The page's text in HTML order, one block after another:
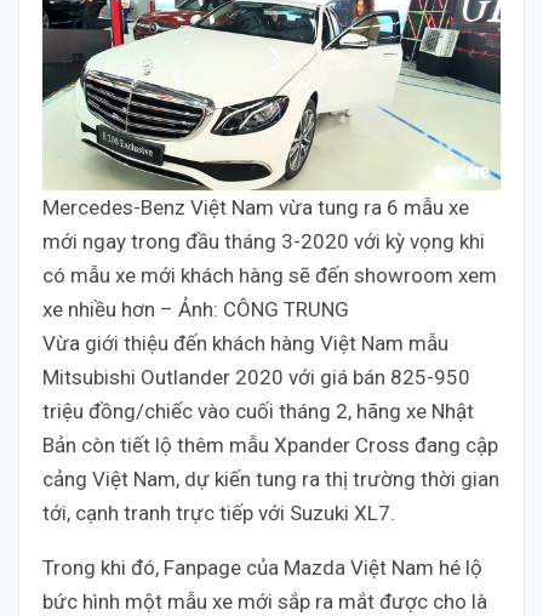
Mercedes-Benz Việt Nam vừa tung ra 6 mẫu xe
mới ngay trong đầu tháng 3-2020 với kỳ vọng khi
có mẫu xe mới khách hàng sẽ đến showroom xem
xe nhiều hơn – Ảnh: CÔNG TRUNG
Vừa giới thiệu đến khách hàng Việt Nam mẫu
Mitsubishi Outlander 2020 với giá bán 825-950
triệu đồng/chiếc vào cuối tháng 2, hãng xe Nhật
Bản còn tiết lộ thêm mẫu Xpander Cross đang cập
cảng Việt Nam, dự kiến tung ra thị trường thời gian
tới, cạnh tranh trực tiếp với Suzuki XL7.
Trong khi đó, Fanpage của Mazda Việt Nam hé lộ
bức hình một mẫu xe mới sắp ra mắt được cho là